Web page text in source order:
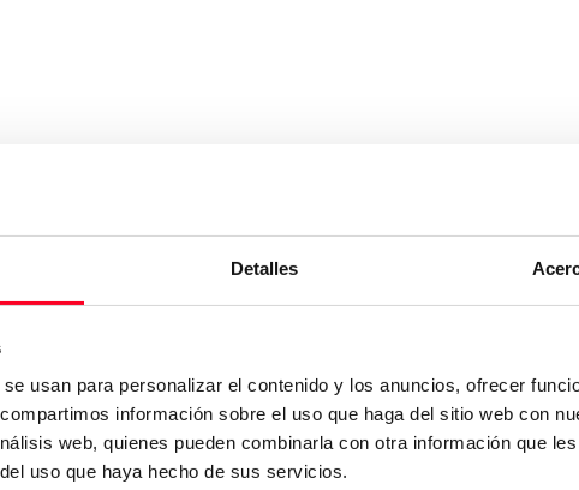
Detalles
usan para personalizar el contenido y los anuncios, ofrecer
información sobre el uso que haga del sitio web con
web, quienes pueden combinarla con otra información que
uso que haya hecho de sus servicios.
kW: 2.2
kW: 2.2